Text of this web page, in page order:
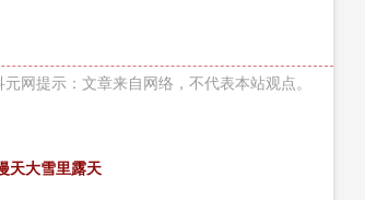
元网提示：文章来自网络，不代表本站观点。
天大雪里露天